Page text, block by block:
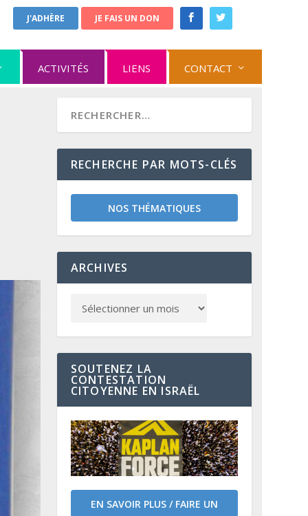
J'ADHÈRE JE FAIS UN DON
ACTIVITÉS LIENS CONTACT
RECHERCHE PAR MOTS-CLÉS
NOS THÉMATIQUES
ARCHIVES
SOUTENEZ LA
CONTESTATION
CITOYENNE EN ISRAËL
EN SAVOIR PLUS / FAIRE UN